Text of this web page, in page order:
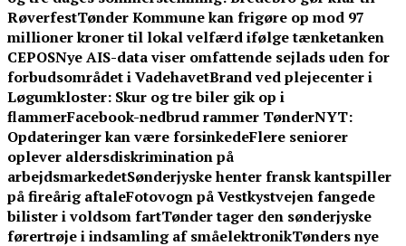
RøverfestTønder Kommune kan frigøre op mod 97
millioner kroner til lokal velfærd ifølge tænketanken
CEPOSNye AIS-data viser omfattende sejlads uden for
forbudsområdet i VadehavetBrand ved plejecenter i
Løgumkloster: Skur og tre biler gik op i
flammerFacebook-nedbrud rammer TønderNYT:
Opdateringer kan være forsinkedeFlere seniorer
oplever aldersdiskrimination på
arbejdsmarkedetSønderjyske henter fransk kantspiller
på fireårig aftaleFotovogn på Vestkystvejen fangede
bilister i voldsom fartTønder tager den sønderjyske
førertrøje i indsamling af småelektronikTønders nye